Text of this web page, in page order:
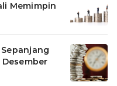
Memimpin